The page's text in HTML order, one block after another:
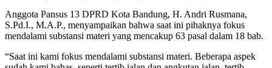
Anggota Pansus 13 DPRD Kota Bandung, H. Andri Rusmana,
S.Pd.I., M.A.P., menyampaikan bahwa saat ini pihaknya fokus
mendalami substansi materi yang mencakup 63 pasal dalam 18 bab.
“Saat ini kami fokus mendalami substansi materi. Beberapa aspek